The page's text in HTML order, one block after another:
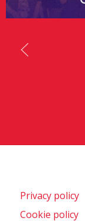
Privacy policy
Cookie policy